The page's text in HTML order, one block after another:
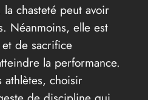
chasteté peut avoir
Néanmoins, elle est
et de sacrifice
la performance.
athlètes, choisir